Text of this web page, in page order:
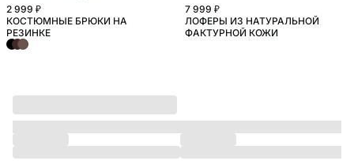
БОЛЬШИЕ РАЗМЕРЫ
2 999 ₽
КОСТЮМНЫЕ БРЮКИ НА
РЕЗИНКЕ
7 999 ₽
ЛОФЕРЫ ИЗ НАТУРАЛЬНОЙ
ФАКТУРНОЙ КОЖИ